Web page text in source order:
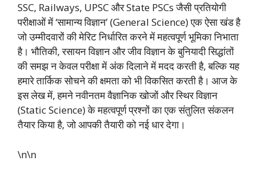
SSC, Railways, UPSC और State PSCs जैसी प्रतियोगी
परीक्षाओं में ‘सामान्य विज्ञान’ (General Science) एक ऐसा खंड है
जो उम्मीदवारों की मेरिट निर्धारित करने में महत्वपूर्ण भूमिका निभाता
है। भौतिकी, रसायन विज्ञान और जीव विज्ञान के बुनियादी सिद्धांतों
की समझ न केवल परीक्षा में अंक दिलाने में मदद करती है, बल्कि यह
हमारे तार्किक सोचने की क्षमता को भी विकसित करती है। आज के
इस लेख में, हमने नवीनतम वैज्ञानिक खोजों और स्थिर विज्ञान
(Static Science) के महत्वपूर्ण प्रश्नों का एक संतुलित संकलन
तैयार किया है, जो आपकी तैयारी को नई धार देगा।
\n\n